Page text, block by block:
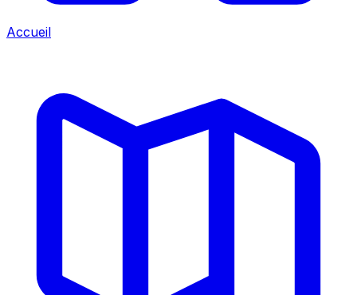
Accueil